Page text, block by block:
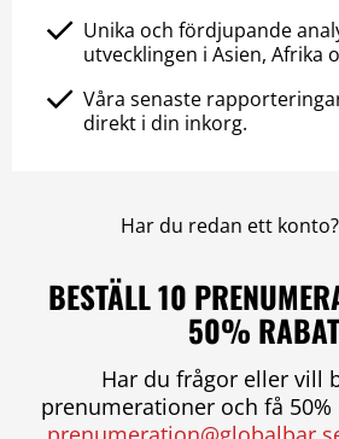
Unika och fördjupande
utvecklingen i Asien, Afrika
Våra senaste
direkt i din inkorg.
Har du redan ett konto?
BESTÄLL 10
50%
Har du frågor eller vill
prenumerationer och få